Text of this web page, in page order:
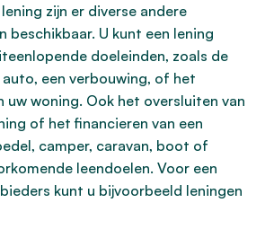
zijn er diverse andere
beschikbaar. U kunt een lening
doeleinden, zoals de
een verbouwing, of het
uw woning. Ook het oversluiten van
of het financieren van een
camper, caravan, boot of
leendoelen. Voor een
kunt u bijvoorbeeld leningen